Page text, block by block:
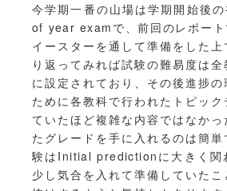
今学期一番の山場は学期開始後
of year examで、前回のレポート
イースターを通して準備をした
り返ってみれば試験の難易度は
に設定されており、その後進捗
ために各教科で行われたトピッ
ていたほど複雑な内容ではなか
たグレードを手に入れるのは簡
験はInitial predictionに大きく関
少し気合を入れて準備していた